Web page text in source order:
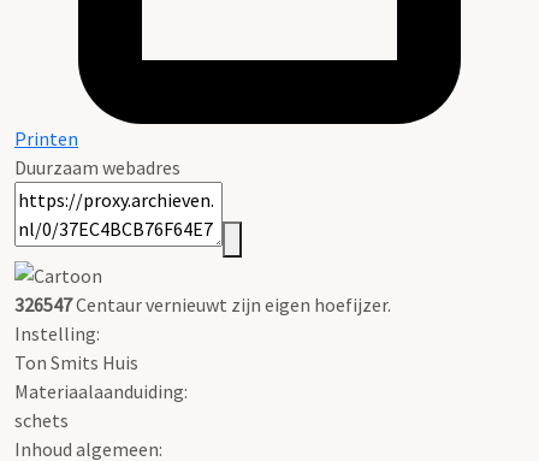
Printen
Duurzaam webadres
326547Centaur vernieuwt zijn eigen hoefijzer.
Instelling:
Ton Smits Huis
Materiaalaanduiding:
schets
Inhoud algemeen: